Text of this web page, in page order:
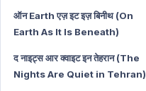
ऑन Earth एज़ इट इज़ बिनीथ (On
Earth As It Is Beneath)
द नाइट्स आर क्वाइट इन तेहरान (The
Nights Are Quiet in Tehran)